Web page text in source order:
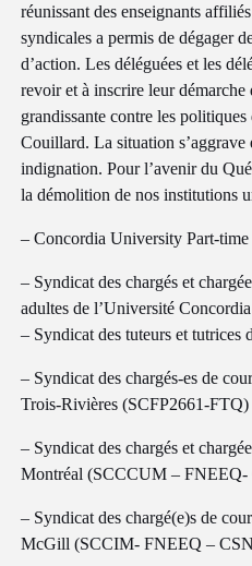
réunissant des enseignants
syndicales a permis de dégager
d’action. Les déléguées et les
revoir et à inscrire leur démarche
grandissante contre les
Couillard. La situation s’aggrave
indignation. Pour l’avenir du
la démolition de nos institutions
– Concordia University Part-
– Syndicat des chargés et
adultes de l’Université
– Syndicat des tuteurs et
– Syndicat des chargés-es de
Trois-Rivières (SCFP2661-FTQ)
– Syndicat des chargés et
Montréal (SCCCUM – FNEEQ-
– Syndicat des chargé(e)s de
McGill (SCCIM- FNEEQ –